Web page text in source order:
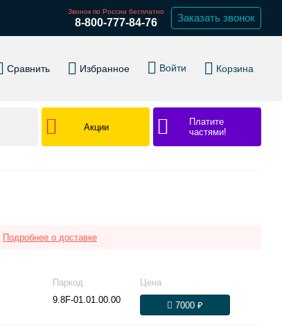
Звонок по России бесплатно
8-800-777-84-76 Заказать звонок
Сравнить Избранное Войти Корзина
Акции
Платите
частями!
Подробнее о доставке
Паркод
Цена
9.8F-01.01.00.00
7000 ₽